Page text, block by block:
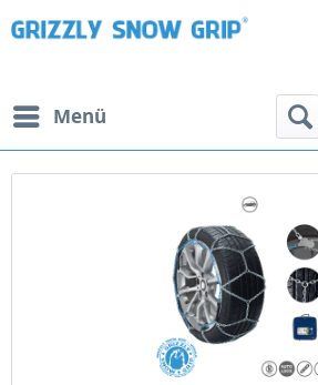
Menü